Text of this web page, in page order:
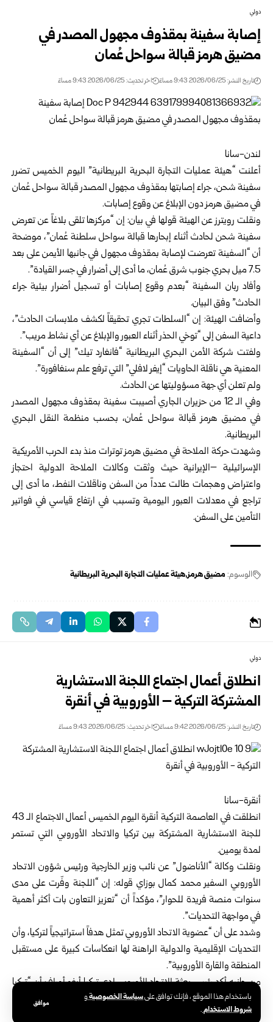
باستخدام هذا الموقع ، فإنك توافق علىسياسة الخصوصيةو
شروط الاستخدام.
موافق
دولي
إصابة سفينة بمقذوف مجهول المصدر في
مضيق هرمز قبالة سواحل عُمان
تاريخ النشر: 2026/06/25 9:43 مساءً اخر تحديث: 2026/06/25 9:43 مساءً
لندن-سانا
أعلنت “هيئة عمليات التجارة البحرية البريطانية” اليوم الخميس تضرر
سفينة شحن، جراء إصابتها بمقذوف مجهول المصدر قبالة سواحل عُمان
فيمضيق هرمزدون الإبلاغ عن وقوع إصابات.
ونقلت رويترز عن الهيئة قولها في بيان: إن “مركزها تلقى بلاغاً عن تعرض
سفينة شحن لحادث أثناء إبحارها قبالة سواحل سلطنة عُمان”، موضحة
أن “السفينة تعرضت لإصابة بمقذوف مجهول في جانبها الأيمن على بعد
7.5 ميل بحري جنوب شرق عُمان، ما أدى إلى أضرار في جسر القيادة”.
وأفاد ربان السفينة “بعدم وقوع إصابات أو تسجيل أضرار بيئية جراء
الحادث” وفق البيان.
وأضافت الهيئة: إن “السلطات تجري تحقيقاً لكشف ملابسات الحادث”،
داعية السفن إلى “توخي الحذر أثناء العبور والإبلاغ عن أي نشاط مريب”.
ولفتت شركة الأمن البحري البريطانية “فانغارد تيك” إلى أن “السفينة
المعنية هي ناقلة الحاويات “إيفر لافلي” التي ترفع علم سنغافورة”.
ولم تعلن أي جهة مسؤوليتها عن الحادث.
وفي الـ 12 من حزيران الجاري أصيبت سفينة بمقذوف مجهول المصدر
في مضيق هرمز قبالة سواحل عُمان، بحسب منظمة النقل البحري
البريطانية.
وشهدت حركة الملاحة في مضيق هرمز توترات منذ بدء الحرب الأمريكية
الإسرائيلية –الإيرانية حيث وثقت وكالات الملاحة الدولية احتجاز
واعتراض وهجمات طالت عدداً من السفن وناقلات النفط، ما أدى إلى
تراجع في معدلات العبور اليومية وتسبب في ارتفاع قياسي في فواتير
التأمين على السفن.
الوسوم: مضيق هرمز هيئة عمليات التجارة البحرية البريطانية
دولي
انطلاق أعمال اجتماع اللجنة الاستشارية
المشتركة التركية – الأوروبية في أنقرة
تاريخ النشر: 2026/06/25 9:42 مساءً اخر تحديث: 2026/06/25 9:43 مساءً
أنقرة-سانا
انطلقت في العاصمة التركية أنقرة اليوم الخميس أعمال الاجتماع الـ 43
للجنة الاستشارية المشتركة بين تركيا والاتحاد الأوروبي التي تستمر
لمدة يومين.
ونقلت وكالة “الأناضول” عن نائب وزير الخارجية ورئيس شؤون الاتحاد
الأوروبي السفير محمد كمال بوزاي قوله: إن “اللجنة وفّرت على مدى
سنوات منصة فريدة للحوار”، مؤكداً أن “تعزيز التعاون بات أكثر أهمية
في مواجهة التحديات”.
وشدد على أن “عضوية الاتحاد الأوروبي تمثل هدفاً استراتيجياً لتركيا، وأن
التحديات الإقليمية والدولية الراهنة لها انعكاسات كبيرة على مستقبل
المنطقة والقارة الأوروبية”.
من جانبه أكد رئيس بعثة الاتحاد الأوروبي لدى تركيا أيفو أوراف أن “تركيا
شريك رئيسي ومرشح لعضوية الاتحاد الأوروبي وفاعل إقليمي مهم”.
وأشار إلى “تحسن ملحوظ في العلاقات بين الجانبين خلال السنوات